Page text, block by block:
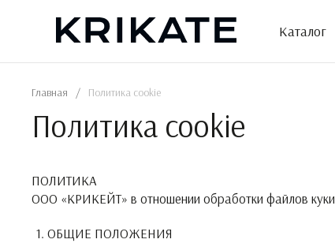
Каталог
Главная / Политика cookie
Политика cookie
ПОЛИТИКА
ООО «КРИКЕЙТ» в отношении обработки файлов куки
ОБЩИЕ ПОЛОЖЕНИЯ